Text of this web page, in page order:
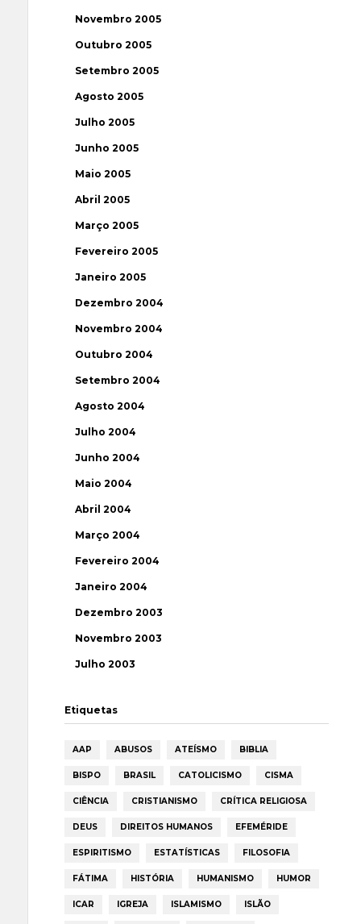
Novembro 2005
Outubro 2005
Setembro 2005
Agosto 2005
Julho 2005
Junho 2005
Maio 2005
Abril 2005
Março 2005
Fevereiro 2005
Janeiro 2005
Dezembro 2004
Novembro 2004
Outubro 2004
Setembro 2004
Agosto 2004
Julho 2004
Junho 2004
Maio 2004
Abril 2004
Março 2004
Fevereiro 2004
Janeiro 2004
Dezembro 2003
Novembro 2003
Julho 2003
Etiquetas
AAP ABUSOS ATEÍSMO BIBLIA
BISPO BRASIL CATOLICISMO CISMA
CIÊNCIA CRISTIANISMO CRÍTICA RELIGIOSA
DEUS DIREITOS HUMANOS EFEMÉRIDE
ESPIRITISMO ESTATÍSTICAS FILOSOFIA
FÁTIMA HISTÓRIA HUMANISMO HUMOR
ICAR IGREJA ISLAMISMO ISLÃO